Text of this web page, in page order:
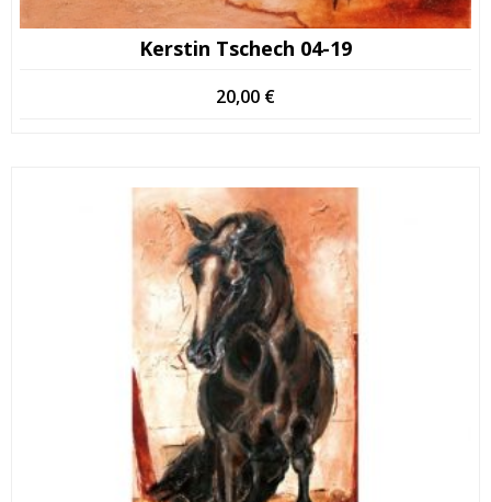
Kerstin Tschech 04-19
20,00 €